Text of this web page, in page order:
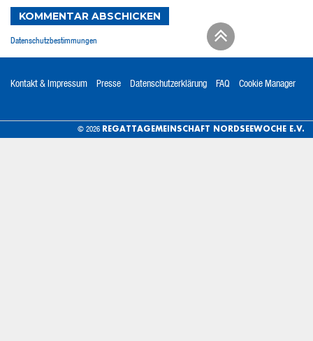
KOMMENTAR ABSCHICKEN
Datenschutzbestimmungen
Kontakt & Impressum Presse Datenschutzerklärung FAQ Cookie Manager
© 2026 REGATTAGEMEINSCHAFT NORDSEEWOCHE E.V.